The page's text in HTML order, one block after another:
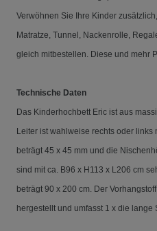
Verwöhnen Sie Ihre Kinder
Matratze, Tunnel, Nackenrolle,
gleich mitbestellen. Diese und mehr
Technische Daten
Das Kinderhochbett Eric ist aus
Leiter ist wahlweise rechts oder links
beträgt 45 x 45 mm und die
sind mit ca. B96 x H113 x L206 cm
beträgt 90 x 200 cm. Der
hergestellt und umfasst 1 x die lange